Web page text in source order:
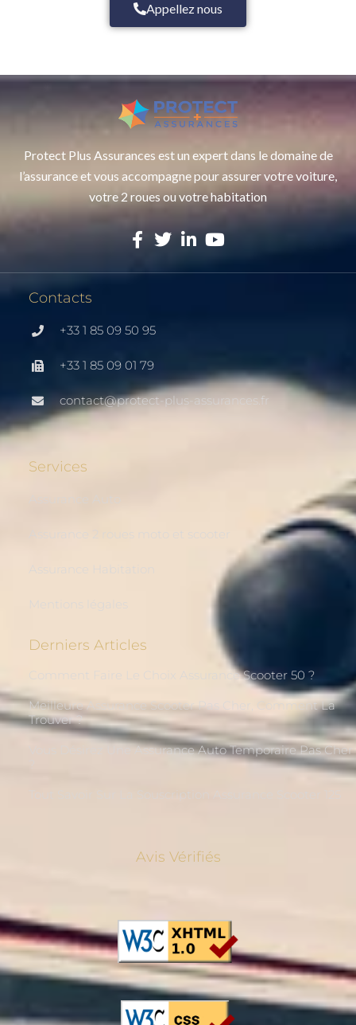
Appellez nous
Protect Plus Assurances est un expert dans le domaine de
l’assurance et vous accompagne pour assurer votre voiture,
votre 2 roues ou votre habitation
Contacts
+33 1 85 09 50 95
+33 1 85 09 01 79
contact@protect-plus-assurances.fr
Services
Assurance Auto
Assurance 2 roues moto et scooter
Assurance Habitation
Mentions légales
Derniers Articles
Comment Faire Le Choix Assurance Scooter 50 ?
Meilleure Assurance Scooter Pas Cher, Comment La
Trouver ?
Vous Désirez Une Assurance Auto Temporaire Pas Cher
Tout Savoir Sur La Souscription Assurance Scooter 125
Avis Vérifiés